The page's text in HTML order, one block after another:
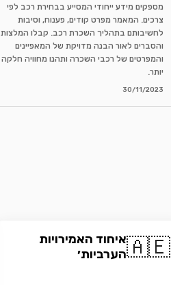
מספקים מידע ייחודי המסייע בבחירת רכב לפי
צרכים. המאמר מפרט קודים, פענוח, וסיבות
לחשיבותם בתהליך השכרת רכב. קבלו המלצות
והסברים לאור הבנה מדויקת של המאפיינים
והמפרטים של רכבי השכרה ותהנו מחוויה חלקה
יותר.
30/11/2023
🇦🇪איחוד האמירויות
הערביות׳